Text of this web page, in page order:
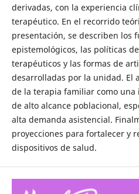
derivadas, con la experiencia
terapéutico. En el recorrido
presentación, se describen los
epistemológicos, las políticas
terapéuticos y las formas de
desarrolladas por la unidad. El
de la terapia familiar como una
de alto alcance poblacional,
alta demanda asistencial.
proyecciones para fortalecer y
dispositivos de salud.